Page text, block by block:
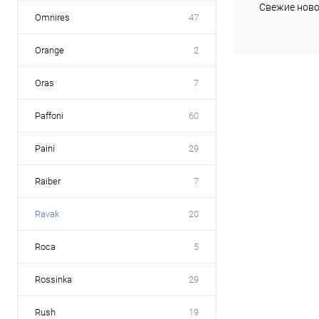
Omnires 47
Orange 2
Oras 7
Paffoni 60
Paini 29
Raiber 7
Ravak 20
Roca 5
Rossinka 29
Rush 19
Свежие